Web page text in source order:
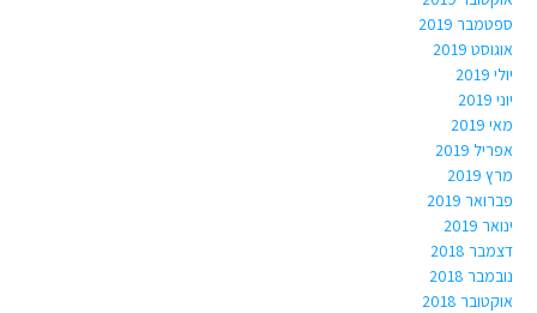
ספטמבר 2019
אוגוסט 2019
יולי 2019
יוני 2019
מאי 2019
אפריל 2019
מרץ 2019
פברואר 2019
ינואר 2019
דצמבר 2018
נובמבר 2018
אוקטובר 2018